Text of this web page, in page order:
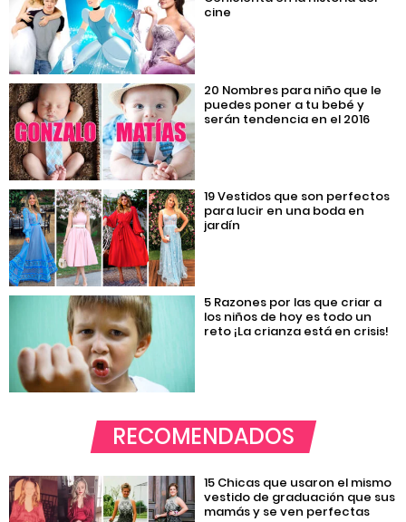
cine
20 Nombres para niño que le
puedes poner a tu bebé y
serán tendencia en el 2016
19 Vestidos que son perfectos
para lucir en una boda en
jardín
5 Razones por las que criar a
los niños de hoy es todo un
reto ¡La crianza está en crisis!
RECOMENDADOS
15 Chicas que usaron el mismo
vestido de graduación que sus
mamás y se ven perfectas